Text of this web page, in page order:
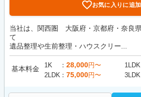
お気に入りに追加
当社は、関西圏 大阪府・京都府・奈良
て
遺品整理や生前整理・ハウスクリー...
基本料金 1K 28,000円〜 1LDK
2LDK
75,000円〜 3LDK